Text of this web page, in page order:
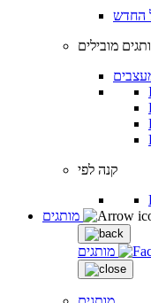
החדש
מובילים
קנה לפי
מותגים